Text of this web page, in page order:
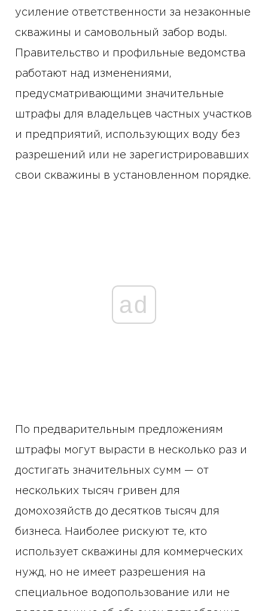
усиление ответственности за незаконные
скважины и самовольный забор воды.
Правительство и профильные ведомства
работают над изменениями,
предусматривающими значительные
штрафы для владельцев частных участков
и предприятий, использующих воду без
разрешений или не зарегистрировавших
свои скважины в установленном порядке.
ad
По предварительным предложениям
штрафы могут вырасти в несколько раз и
достигать значительных сумм — от
нескольких тысяч гривен для
домохозяйств до десятков тысяч для
бизнеса. Наиболее рискуют те, кто
использует скважины для коммерческих
нужд, но не имеет разрешения на
специальное водопользование или не